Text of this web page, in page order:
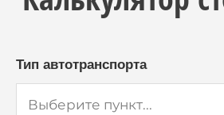
Тип автотранспорта